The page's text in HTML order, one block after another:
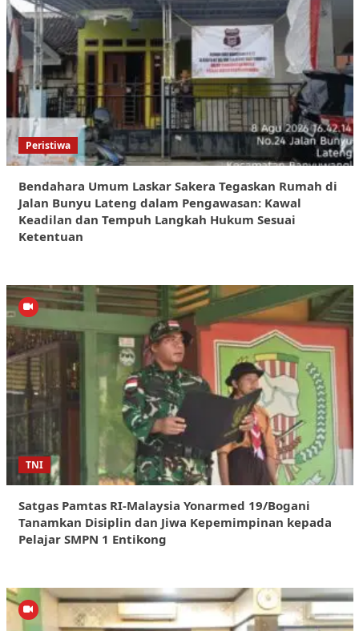
Peristiwa
Bendahara Umum Laskar Sakera Tegaskan Rumah di
Jalan Bunyu Lateng dalam Pengawasan: Kawal
Keadilan dan Tempuh Langkah Hukum Sesuai
Ketentuan
TNI
Satgas Pamtas RI-Malaysia Yonarmed 19/Bogani
Tanamkan Disiplin dan Jiwa Kepemimpinan kepada
Pelajar SMPN 1 Entikong